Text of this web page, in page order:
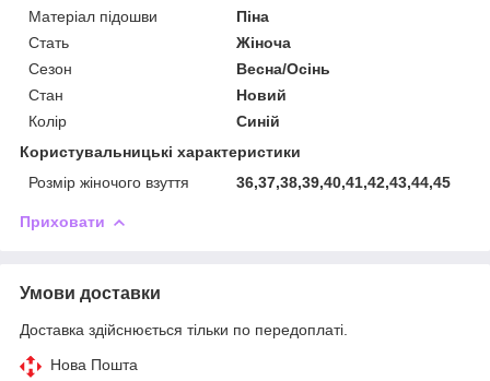
Матеріал підошви
Піна
Стать
Жіноча
Сезон
Весна/Осінь
Стан
Новий
Колір
Синій
Користувальницькі характеристики
Розмір жіночого взуття
36,37,38,39,40,41,42,43,44,45
Приховати
Умови доставки
Доставка здійснюється тільки по передоплаті.
Нова Пошта